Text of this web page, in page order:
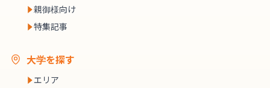
親御様向け
特集記事
大学を探す
エリア